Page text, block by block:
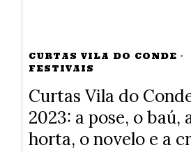
CURTAS VILA DO CONDE ·
FESTIVAIS
Curtas Vila do
2023: a pose, o baú,
horta, o novelo e a